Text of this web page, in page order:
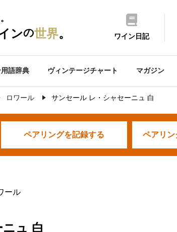
ンの世界。 ワイン日記
語辞典 ヴィンテージチャート マガジン
ロワール サンセール レ・シャセーニュ 白
ペアリングを記録する ペアリン
ール
ュ 白